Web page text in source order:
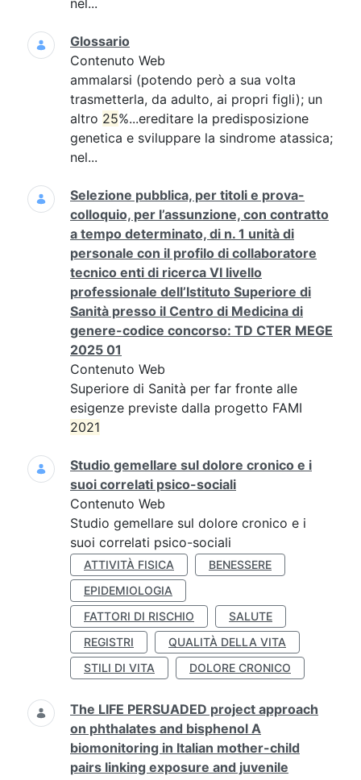
nel...
Glossario
Contenuto Web
ammalarsi (potendo però a sua volta
trasmetterla, da adulto, ai propri figli); un
altro 25%...ereditare la predisposizione
genetica e sviluppare la sindrome atassica;
nel...
Selezione pubblica, per titoli e prova-
colloquio, per l’assunzione, con contratto
a tempo determinato, di n. 1 unità di
personale con il profilo di collaboratore
tecnico enti di ricerca VI livello
professionale dell’Istituto Superiore di
Sanità presso il Centro di Medicina di
genere-codice concorso: TD CTER MEGE
2025 01
Contenuto Web
Superiore di Sanità per far fronte alle
esigenze previste dalla progetto FAMI
2021
Studio gemellare sul dolore cronico e i
suoi correlati psico-sociali
Contenuto Web
Studio gemellare sul dolore cronico e i
suoi correlati psico-sociali
ATTIVITÀ FISICA
BENESSERE
EPIDEMIOLOGIA
FATTORI DI RISCHIO
SALUTE
REGISTRI
QUALITÀ DELLA VITA
STILI DI VITA
DOLORE CRONICO
The LIFE PERSUADED project approach
on phthalates and bisphenol A
biomonitoring in Italian mother-child
pairs linking exposure and juvenile